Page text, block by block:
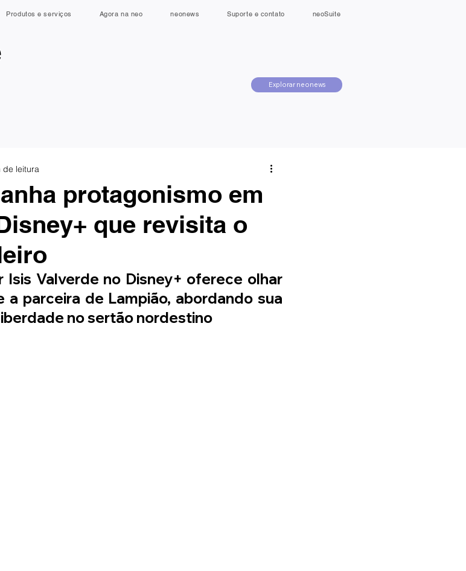
Explorar neonews
Produtos e serviços Agora na neo neonews Suporte e contato neoSuite
protagonismo em
que revisita o
de leitura
Isis Valverde no Disney+ oferece olhar
a parceira de Lampião, abordando sua
no sertão nordestino